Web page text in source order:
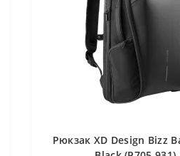
Рюкзак XD Design Bizz